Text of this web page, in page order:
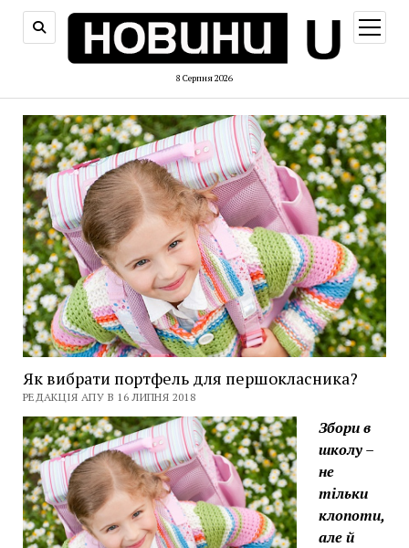
8 Серпня 2026
меню
Як вибрати портфель для першокласника?
РЕДАКЦІЯ АПУ В 16 ЛИПНЯ 2018
Збори в
школу –
не
тільки
клопоти,
але й